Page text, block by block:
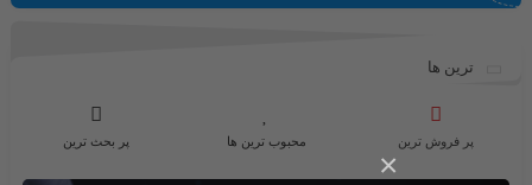
×
ترین ها
پر فروش ترین محبوب ترین ها پر بحث ترین